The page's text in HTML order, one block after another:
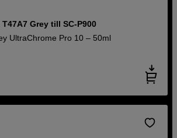
Grey till SC-P900
UltraChrome Pro 10 – 50ml